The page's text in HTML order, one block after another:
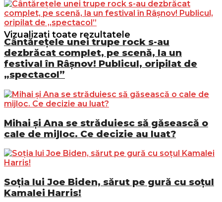
Vizualizați toate rezultatele
Cântărețele unei trupe rock s-au
dezbrăcat complet, pe scenă, la un
festival în Râșnov! Publicul, oripilat de
„spectacol”
Mihai și Ana se străduiesc să găsească o
cale de mijloc. Ce decizie au luat?
Soția lui Joe Biden, sărut pe gură cu soțul
Kamalei Harris!